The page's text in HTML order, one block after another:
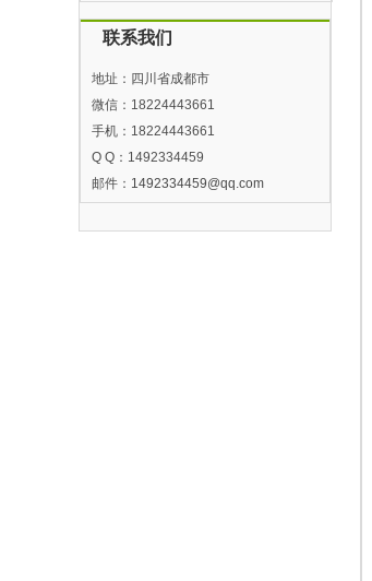
联系我们
地址：四川省成都市
微信：18224443661
手机：18224443661
Q Q：1492334459
邮件： 1492334459@qq.com